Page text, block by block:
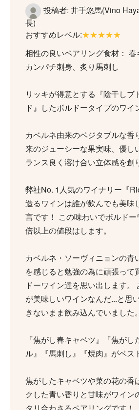
投稿者: 井手悠馬(Vino
長)
おすすめレベル:★★★★★
相性の良いペアリング食材： 春
カンパチ刺身、炙り馬刺し
リッキが得意とする『陰干しブ
ド』したボルドータイプのワイ
カベルネ由来のベジタブルな香
来のジューシーな果実味、優し
ランス良く溶け合い立体感を創
弊社No. 1人気のワイナリー『
造るワインは誰が飲んでも美味
言です！ この味わいでボルドー
倍以上の値段はします。
カベルネ・ソーヴィニョンの青
を感じると勉強の為に頑張って
ドーワイン達を思い出します。
が美味しいワインなんだ...と思
きないまま飲み込んでいました。
『焦がし春キャベツ』『焦がし
ル』『馬刺し』『焼肉』がベス
焦がしたキャベツや菜の花の香
クした青い香りと甘味がワイン